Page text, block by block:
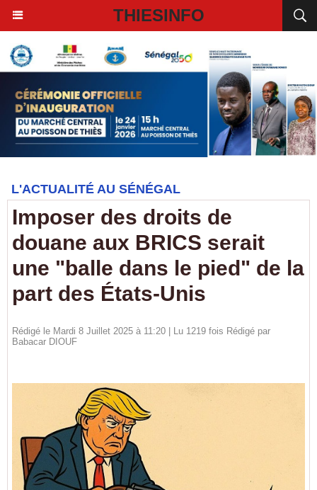
THIESINFO
L'ACTUALITÉ AU SÉNÉGAL
Imposer des droits de
douane aux BRICS serait
une "balle dans le pied" de la
part des États-Unis
Rédigé le Mardi 8 Juillet 2025 à 11:20 | Lu 1219 fois Rédigé par
Babacar DIOUF